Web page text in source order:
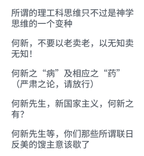
所谓的理工科思维只不过是神学
思维的一个变种
何新，不要以老卖老，以无知卖
无知！
何新之“病”及相应之“药”
（严肃之论，请放行）
何新先生，新国家主义，何新之
有？
何新先生等，你们那些所谓联日
反美的馊主意该歇了